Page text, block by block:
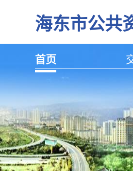
海东市公共
首页